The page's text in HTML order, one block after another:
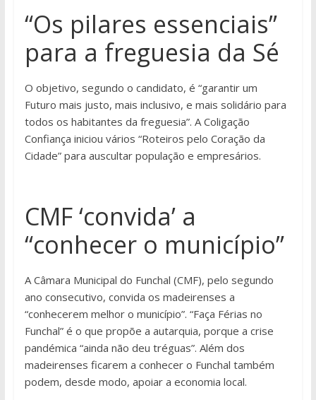
“Os pilares essenciais”
para a freguesia da Sé
O objetivo, segundo o candidato, é “garantir um
Futuro mais justo, mais inclusivo, e mais solidário para
todos os habitantes da freguesia”. A Coligação
Confiança iniciou vários “Roteiros pelo Coração da
Cidade” para auscultar população e empresários.
CMF ‘convida’ a
“conhecer o município”
A Câmara Municipal do Funchal (CMF), pelo segundo
ano consecutivo, convida os madeirenses a
“conhecerem melhor o município”. “Faça Férias no
Funchal” é o que propõe a autarquia, porque a crise
pandémica “ainda não deu tréguas”. Além dos
madeirenses ficarem a conhecer o Funchal também
podem, desde modo, apoiar a economia local.